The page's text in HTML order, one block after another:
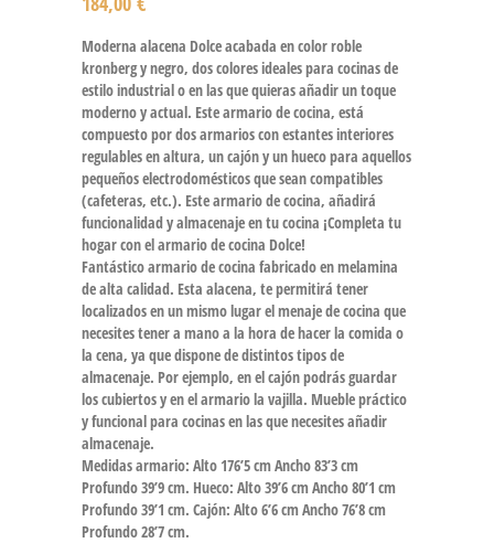
Moderna alacena Dolce acabada en color roble
kronberg y negro, dos colores ideales para cocinas de
estilo industrial o en las que quieras añadir un toque
moderno y actual. Este armario de cocina, está
compuesto por dos armarios con estantes interiores
regulables en altura, un cajón y un hueco para aquellos
pequeños electrodomésticos que sean compatibles
(cafeteras, etc.). Este armario de cocina, añadirá
funcionalidad y almacenaje en tu cocina ¡Completa tu
hogar con el armario de cocina Dolce!
Fantástico armario de cocina fabricado en melamina
de alta calidad. Esta alacena, te permitirá tener
localizados en un mismo lugar el menaje de cocina que
necesites tener a mano a la hora de hacer la comida o
la cena, ya que dispone de distintos tipos de
almacenaje. Por ejemplo, en el cajón podrás guardar
los cubiertos y en el armario la vajilla. Mueble práctico
y funcional para cocinas en las que necesites añadir
almacenaje.
Medidas armario: Alto 176’5 cm Ancho 83’3 cm
Profundo 39’9 cm. Hueco: Alto 39’6 cm Ancho 80’1 cm
Profundo 39’1 cm. Cajón: Alto 6’6 cm Ancho 76’8 cm
Profundo 28’7 cm.